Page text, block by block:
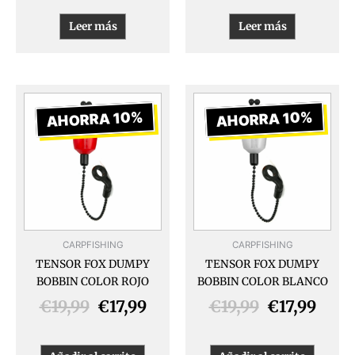
Leer más Leer más
AHORRA 10%
CARPFISHING
TENSOR FOX DUMPY
BOBBIN COLOR ROJO
€19,99
El
precio
original
€19,99.
€17,99
El
precio
actual
AHORRA 10%
CARPFISHING
TENSOR FOX DUMPY
BOBBIN COLOR BLANCO
€19,99
El
precio
original
€19,99.
€17,99
El